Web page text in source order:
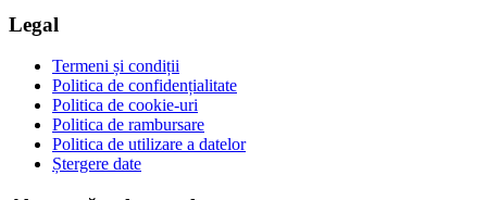
Legal
Termeni și condiții
Politica de confidențialitate
Politica de cookie-uri
Politica de rambursare
Politica de utilizare a datelor
Ștergere date